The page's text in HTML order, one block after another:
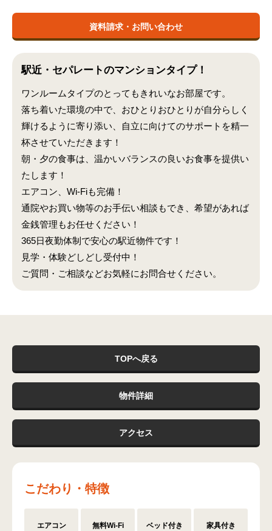
駅近・セパレートのマンションタイプ！
ワンルームタイプのとってもきれいなお部屋です。
落ち着いた環境の中で、おひとりおひとりが自分らしく
輝けるように寄り添い、自立に向けてのサポートを精一
杯させていただきます！
朝・夕の食事は、温かいバランスの良いお食事を提供い
たします！
エアコン、Wi-Fiも完備！
通院やお買い物等のお手伝い相談もでき、希望があれば
金銭管理もお任せください！
365日夜勤体制で安心の駅近物件です！
見学・体験どしどし受付中！
ご質問・ご相談などお気軽にお問合せください。
資料請求・お問い合わせ
TOPへ戻る
物件詳細
アクセス
こだわり・特徴
エアコン 無料Wi-Fi ベッド付き 家具付き